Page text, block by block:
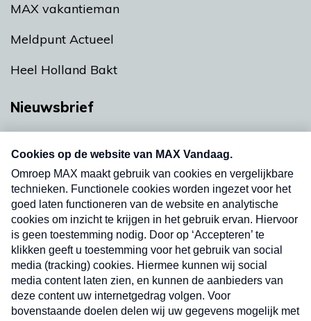
MAX vakantieman
Meldpunt Actueel
Heel Holland Bakt
Nieuwsbrief
nieuwsbrief. Elke vrijdag- en dinsdagochtend in
uw mailbox.
Verzend